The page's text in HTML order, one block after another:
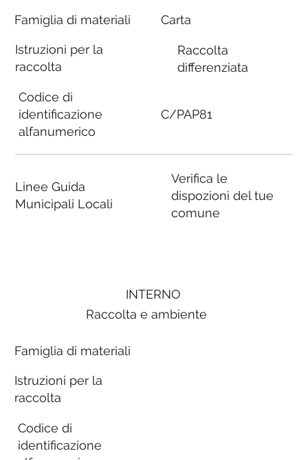
Famiglia di materiali
Istruzioni per la
raccolta
Codice di
identificazione
alfanumerico
Linee Guida
Municipali Locali
Carta
Raccolta
differenziata
C/PAP81
Verifica le
dispozioni del tue
comune
INTERNO
Raccolta e ambiente
Famiglia di materiali
Istruzioni per la
raccolta
Codice di
identificazione